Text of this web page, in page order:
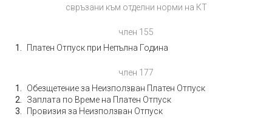
свръзани към отделни норми на КТ
член 155
Платен Отпуск при Непълна Година
член 177
Обезщетение за Неизползван Платен Отпуск
Заплата по Време на Платен Отпуск
Провизия за Неизползван Отпуск